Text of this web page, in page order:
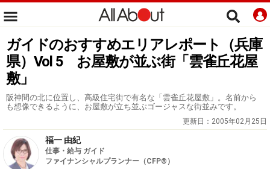
ガイドのおすすめエリアレポート（兵庫
県）Vol 5 お屋敷が並ぶ街「雲雀丘花屋
敷」
阪神間の北に位置し、高級住宅街で有名な「雲雀丘花屋敷」。名前から
も想像できるように、お屋敷が立ち並ぶゴージャスな街並みです。
更新日： 2005年02月25日
福一 由紀
仕事・給与 ガイド
ファイナンシャルプランナー（CFP®）